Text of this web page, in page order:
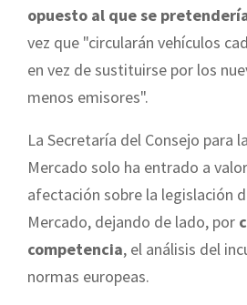
opuesto al que se
vez que "circularán vehículos
en vez de sustituirse por los
menos emisores".
La Secretaría del Consejo para
Mercado solo ha entrado a
afectación sobre la legislación
Mercado, dejando de lado, por
competencia, el análisis del
normas europeas.